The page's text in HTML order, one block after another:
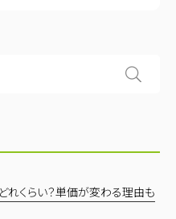
くらい？単価が変わる理由も